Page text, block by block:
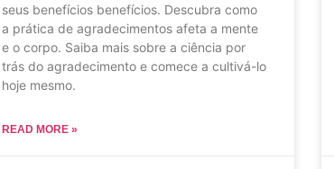
seus benefícios benefícios. Descubra como
a prática de agradecimentos afeta a mente
e o corpo. Saiba mais sobre a ciência por
trás do agradecimento e comece a cultivá-lo
hoje mesmo.
READ MORE »